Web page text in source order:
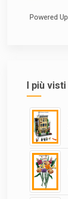
Powered Up
I più visti